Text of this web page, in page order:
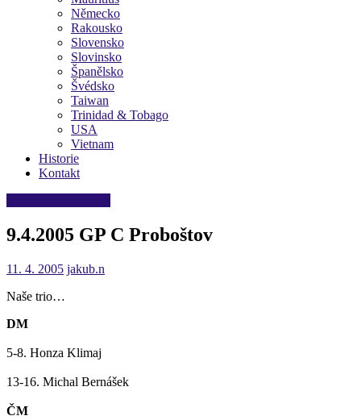
Německo
Rakousko
Slovensko
Slovinsko
Španělsko
Švédsko
Taiwan
Trinidad & Tobago
USA
Vietnam
Historie
Kontakt
9.4.2005 GP C Proboštov
11. 4. 2005 jakub.n
Naše trio…
DM
5-8. Honza Klimaj
13-16. Michal Bernášek
ČM